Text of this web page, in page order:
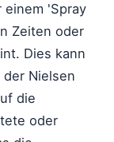
'Spray
Zeiten oder
Dies kann
Nielsen
die
oder